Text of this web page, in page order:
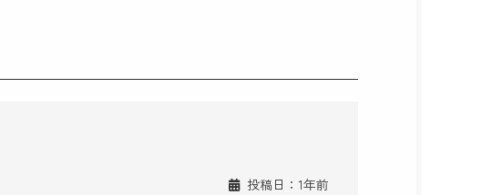
投稿日：1年前